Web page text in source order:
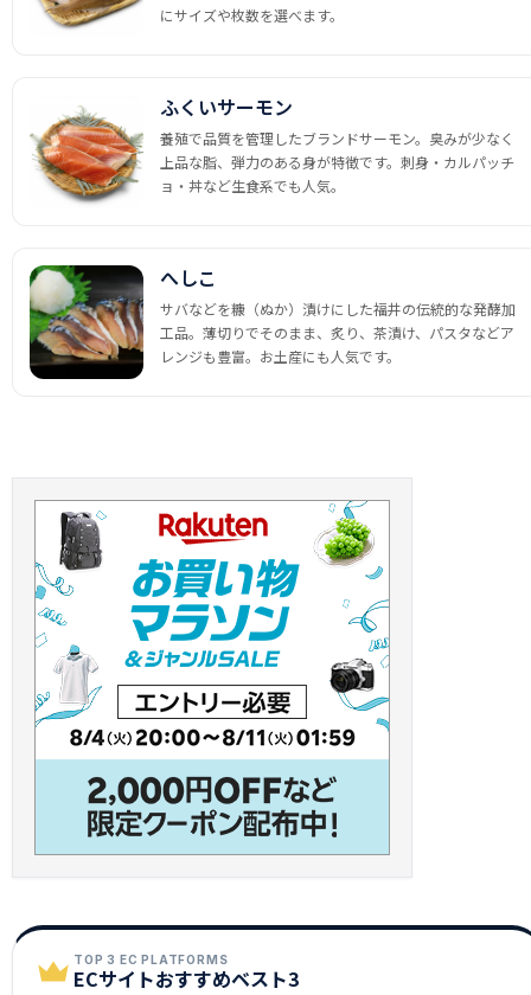
にサイズや枚数を選べます。
ふくいサーモン
養殖で品質を管理したブランドサーモン。臭みが少なく
上品な脂、弾力のある身が特徴です。刺身・カルパッチ
ョ・丼など生食系でも人気。
へしこ
サバなどを糠（ぬか）漬けにした福井の伝統的な発酵加
工品。薄切りでそのまま、炙り、茶漬け、パスタなどア
レンジも豊富。お土産にも人気です。
TOP 3 EC PLATFORMS
ECサイトおすすめベスト3